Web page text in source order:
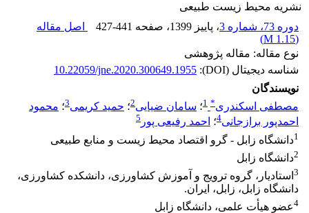
نشریه محیط زیست طبیعی
دوره 73، شماره 3
، پاییز 1399 ، صفحه 427-441
اصل مقاله
(
1.15 M
)
نوع مقاله: مقاله پژوهشی
شناسه دیجیتال (DOI):
10.22059/jne.2020.300649.1955
نویسندگان
مصطفی اسکندری*
1؛ سامان ضیایی2؛ حمید کریمی3؛ محمود
احمدپور برازجانی4؛ احمد رفیعی پور 5
1دانشگاه زابل - گرو اقتصاد محیط زیست و منابع طبیعی
2دانشگاه زابل
3 استادیار، گروه ترویج و آموزش کشاورزی، دانشکده کشاورزی،
دانشگاه زابل، زابل، ایران.
4عضو هیأت علمی، دانشگاه زابل